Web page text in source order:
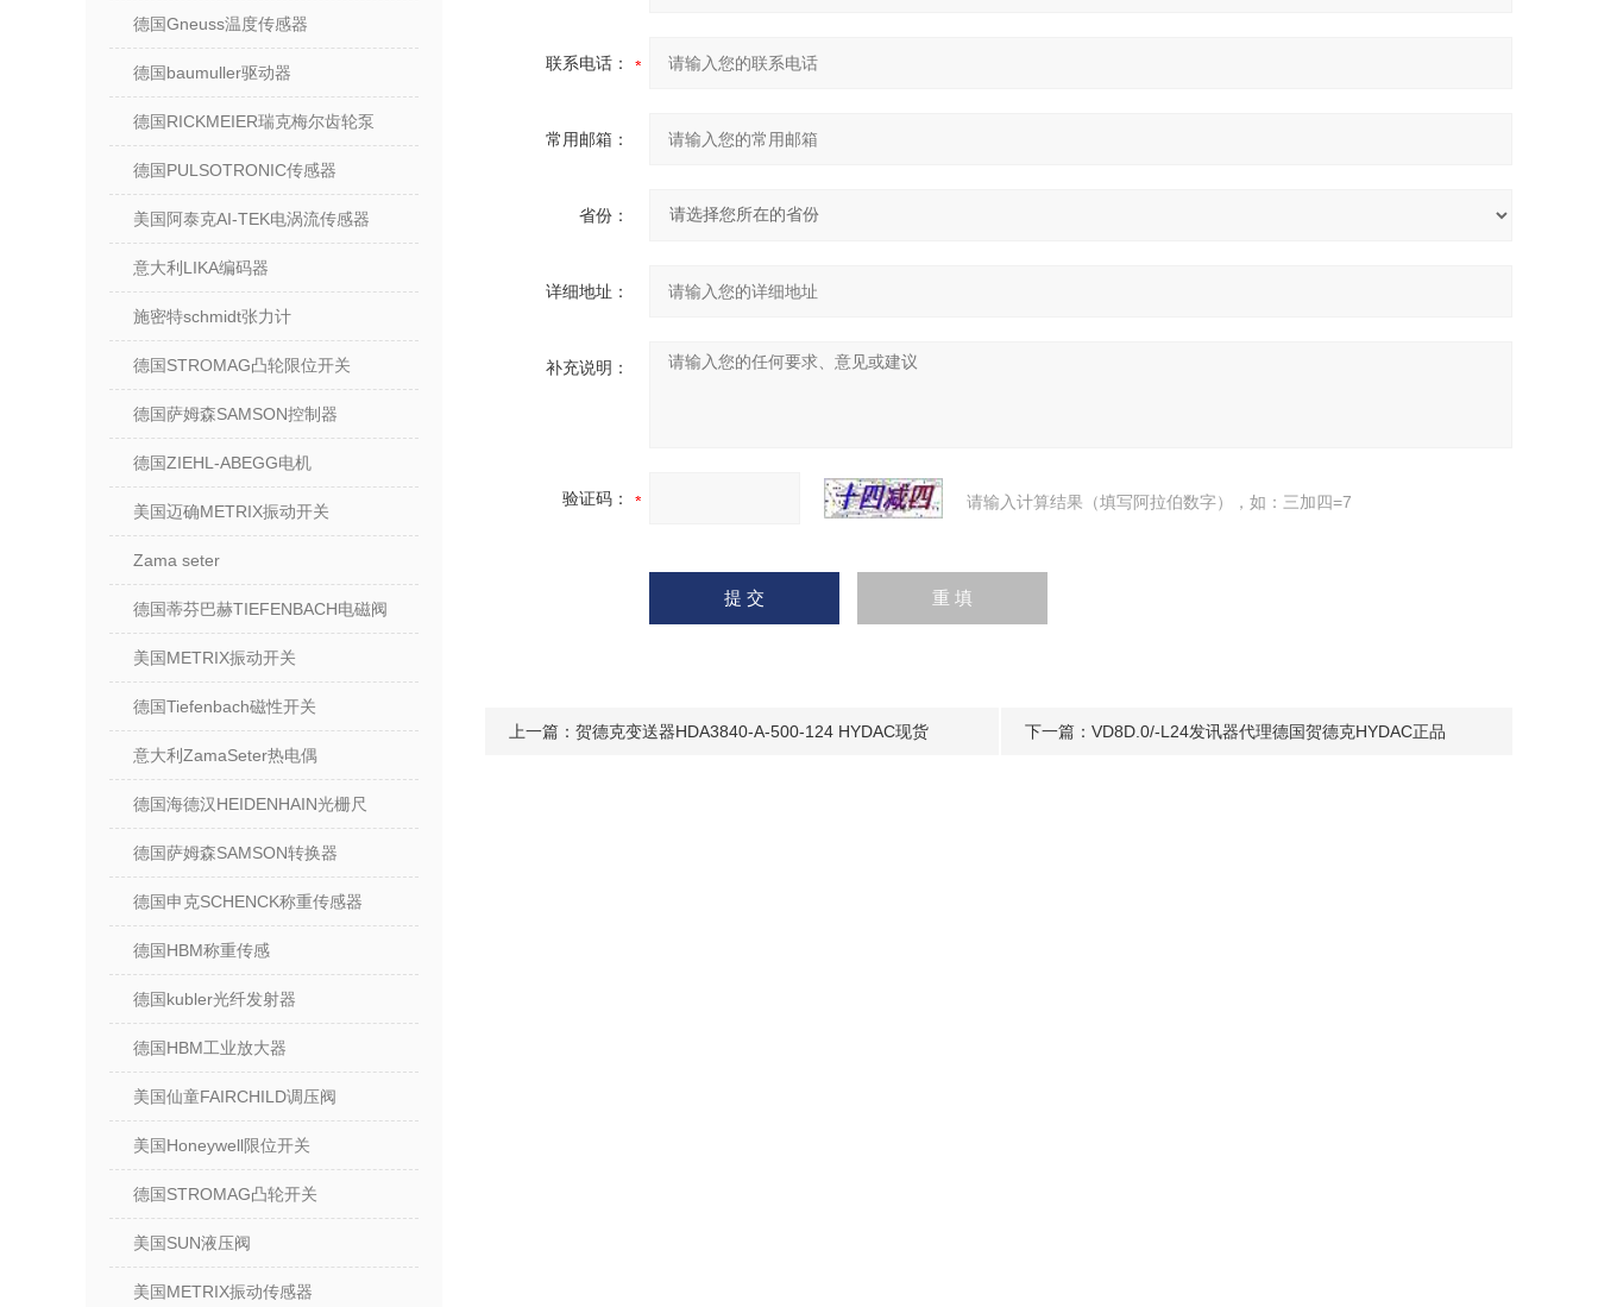
德国Gneuss温度传感器
德国baumuller驱动器
德国RICKMEIER瑞克梅尔齿轮泵
德国PULSOTRONIC传感器
美国阿泰克AI-TEK电涡流传感器
意大利LIKA编码器
施密特schmidt张力计
德国STROMAG凸轮限位开关
德国萨姆森SAMSON控制器
德国ZIEHL-ABEGG电机
美国迈确METRIX振动开关
Zama seter
德国蒂芬巴赫TIEFENBACH电磁阀
美国METRIX振动开关
德国Tiefenbach磁性开关
意大利ZamaSeter热电偶
德国海德汉HEIDENHAIN光栅尺
德国萨姆森SAMSON转换器
德国申克SCHENCK称重传感器
德国HBM称重传感
德国kubler光纤发射器
德国HBM工业放大器
美国仙童FAIRCHILD调压阀
美国Honeywell限位开关
德国STROMAG凸轮开关
美国SUN液压阀
美国METRIX振动传感器
联系电话：
常用邮箱：
省份：
详细地址：
补充说明：
验证码： 请输入计算结果（填写阿拉伯数字），如：三加四=7
上一篇： 贺德克变送器HDA3840-A-500-124 HYDAC现货 下一篇： VD8D.0/-L24发讯器代理德国贺德克HYDAC正品